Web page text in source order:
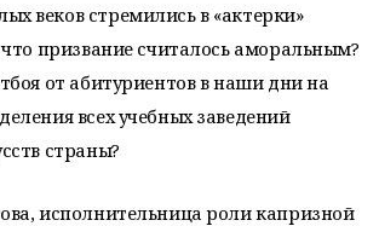
веков стремились в «актерки»
призвание считалось аморальным?
от абитуриентов в наши дни на
всех учебных заведений
страны?
исполнительница роли капризной